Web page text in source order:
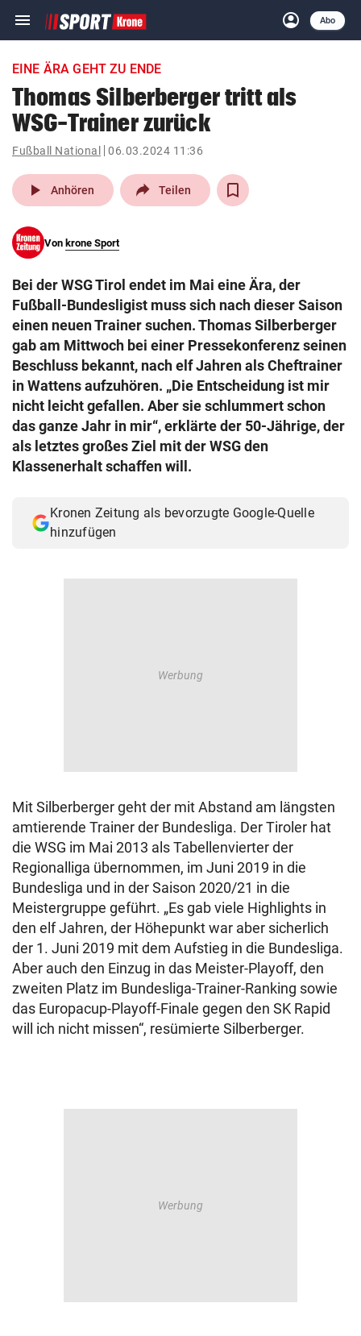
menu Navigation
ein-/ausklappen
account_circle
Anmelden
Abo
close Schließen
account_circle Anmelden
pin_drop
Wien arrow_right
search
eingeben
© Krone Multimedia GmbH & Co KG 2026
Muthgasse 2, 1190 Wien
EINE ÄRA GEHT ZU ENDE
Thomas Silberberger tritt als
WSG-Trainer zurück
Fußball National 06.03.2024 11:36
play_arrow Anhören Teilen
Von krone Sport
Bei der WSG Tirol endet im Mai eine Ära, der
Fußball-Bundesligist muss sich nach dieser Saison
einen neuen Trainer suchen. Thomas Silberberger
gab am Mittwoch bei einer Pressekonferenz seinen
Beschluss bekannt, nach elf Jahren als Cheftrainer
in Wattens aufzuhören. „Die Entscheidung ist mir
nicht leicht gefallen. Aber sie schlummert schon
das ganze Jahr in mir“, erklärte der 50-Jährige, der
als letztes großes Ziel mit der WSG den
Klassenerhalt schaffen will.
Kronen Zeitung als bevorzugte Google-Quelle
hinzufügen
Mit Silberberger geht der mit Abstand am längsten
amtierende Trainer der Bundesliga. Der Tiroler hat
die WSG im Mai 2013 als Tabellenvierter der
Regionalliga übernommen, im Juni 2019 in die
Bundesliga und in der Saison 2020/21 in die
Meistergruppe geführt. „Es gab viele Highlights in
den elf Jahren, der Höhepunkt war aber sicherlich
der 1. Juni 2019 mit dem Aufstieg in die Bundesliga.
Aber auch den Einzug in das Meister-Playoff, den
zweiten Platz im Bundesliga-Trainer-Ranking sowie
das Europacup-Playoff-Finale gegen den SK Rapid
will ich nicht missen“, resümierte Silberberger.